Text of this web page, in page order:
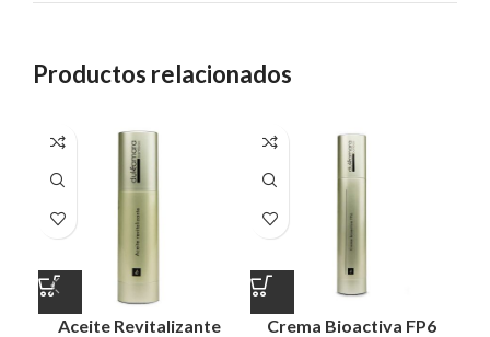
Productos relacionados
Aceite Revitalizante
Crema Bioactiva FP6